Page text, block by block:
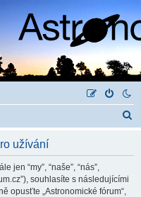
užívání
jen “my”, “naše”, “nás”,
souhlasíte s následujícími
opusťte „Astronomické fórum“,